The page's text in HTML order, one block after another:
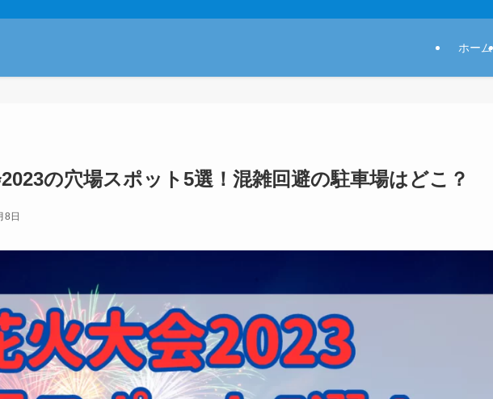
ホーム
の穴場スポット5選！混雑回避の駐車場はどこ？
8日